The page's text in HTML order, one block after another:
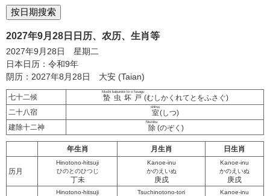
2027年9月28日日历、农历、生肖等
2027年9月28日 星期二
日本日历：令和9年
阴历：2027年8月28日 大安 (Taian)
七十二候 蟄虫坏戸
Mushi kakurete to o fusagu
(むしかくれてとをふさぐ)
二十八宿
室
shitsu
(しつ)
建除十二神
除
Nozoku
(のぞく)
年生肖 月生肖 日生肖
历月
Hinotono-hitsuji
ひのとのひつじ
丁未
Kanoe-inu
かのえいぬ
庚戌
Kanoe-inu
かのえいぬ
庚戌
Hinotono-hitsuji
Tsuchinotono-tori
Kanoe-inu